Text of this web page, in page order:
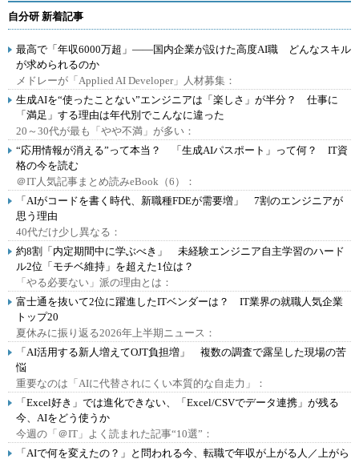
自分研 新着記事
最高で「年収6000万超」――国内企業が設けた高度AI職 どんなスキル
が求められるのか
メドレーが「Applied AI Developer」人材募集：
生成AIを“使ったことない”エンジニアは「楽しさ」が半分？ 仕事に
「満足」する理由は年代別でこんなに違った
20～30代が最も「やや不満」が多い：
“応用情報が消える”って本当？ 「生成AIパスポート」って何？ IT資
格の今を読む
＠IT人気記事まとめ読みeBook（6）：
「AIがコードを書く時代、新職種FDEが需要増」 7割のエンジニアが
思う理由
40代だけ少し異なる：
約8割「内定期間中に学ぶべき」 未経験エンジニア自主学習のハード
ル2位「モチベ維持」を超えた1位は？
「やる必要ない」派の理由とは：
富士通を抜いて2位に躍進したITベンダーは？ IT業界の就職人気企業
トップ20
夏休みに振り返る2026年上半期ニュース：
「AI活用する新人増えてOJT負担増」 複数の調査で露呈した現場の苦
悩
重要なのは「AIに代替されにくい本質的な自走力」：
「Excel好き」では進化できない、「Excel/CSVでデータ連携」が残る
今、AIをどう使うか
今週の「＠IT」よく読まれた記事“10選”：
「AIで何を変えたの？」と問われる今、転職で年収が上がる人／上がら